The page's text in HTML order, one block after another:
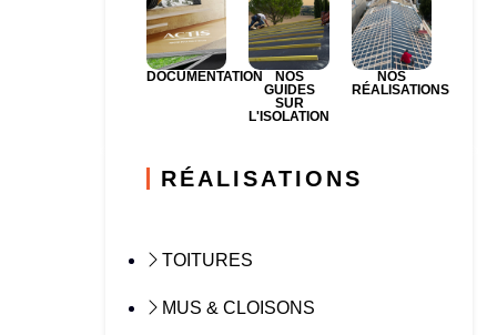
DOCUMENTATION
NOS
GUIDES
SUR
L'ISOLATION
NOS
RÉALISATIONS
RÉALISATIONS
TOITURES
MUS & CLOISONS